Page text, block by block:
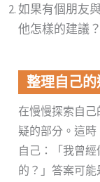
如果有個朋友
他怎樣的建議？
整理自己
在慢慢探索自
疑的部分。這
自己：「我曾
的？」答案可